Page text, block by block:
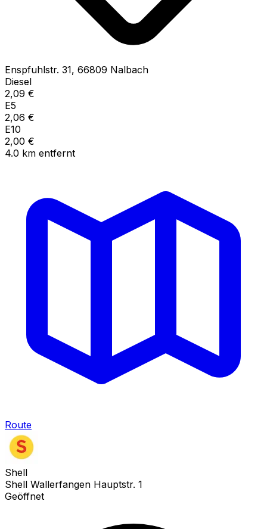
Enspfuhlstr. 31, 66809 Nalbach
Diesel
2,09 €
E5
2,06 €
E10
2,00 €
4.0 km entfernt
Route
Shell
Shell Wallerfangen Hauptstr. 1
Geöffnet